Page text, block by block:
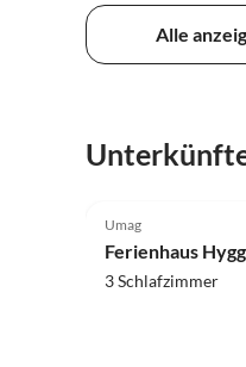
Alle
Umag
Ferienhaus
3 Schlafzimmer